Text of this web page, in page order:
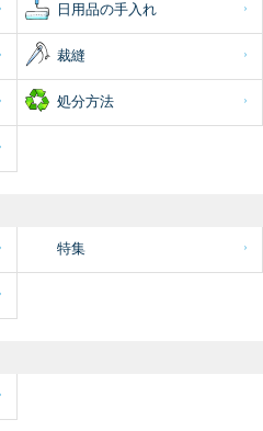
日用品の手入れ
裁縫
処分方法
特集